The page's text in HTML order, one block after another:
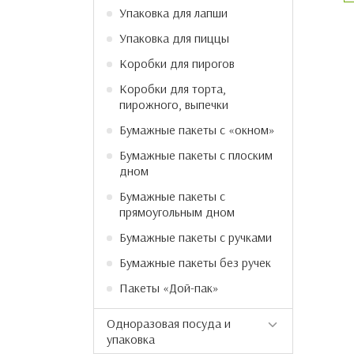
Упаковка для лапши
Упаковка для пиццы
Коробки для пирогов
Коробки для торта,
пирожного, выпечки
Бумажные пакеты с «окном»
Бумажные пакеты с плоским
дном
Бумажные пакеты с
прямоугольным дном
Бумажные пакеты с ручками
Бумажные пакеты без ручек
Пакеты «Дой-пак»
Одноразовая посуда и
упаковка